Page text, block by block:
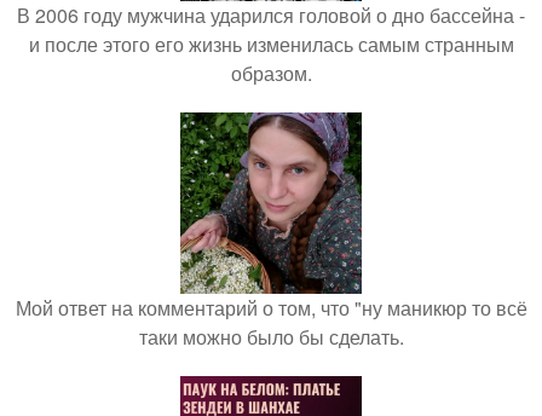
В 2006 году мужчина ударился головой о дно бассейна -
и после этого его жизнь изменилась самым странным
образом.
Мой ответ на комментарий о том, что "ну маникюр то всё
таки можно было бы сделать.